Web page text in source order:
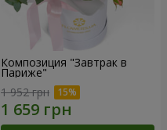
Композиция "Завтрак в
Париже"
1 952 грн